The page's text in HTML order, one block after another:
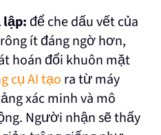
lập:để che dấu vết của
ít đáng ngờ hơn,
hoán đổi khuôn mặt
cụ AI tạo ra từ máy
xác minh và mô
Người nhận sẽ thấy